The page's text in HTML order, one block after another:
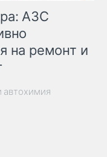
АЗС
на ремонт и
автохимия